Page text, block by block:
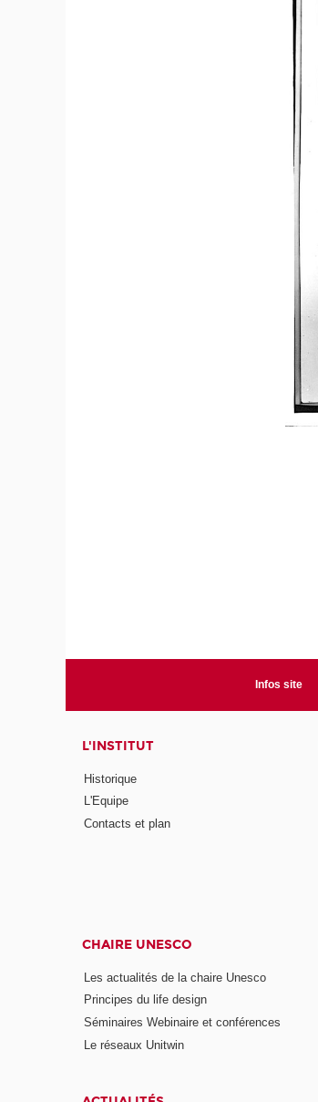
Infos site
L'INSTITUT
Historique
L'Equipe
Contacts et plan
CHAIRE UNESCO
Les actualités de la chaire Unesco
Principes du life design
Séminaires Webinaire et conférences
Le réseaux Unitwin